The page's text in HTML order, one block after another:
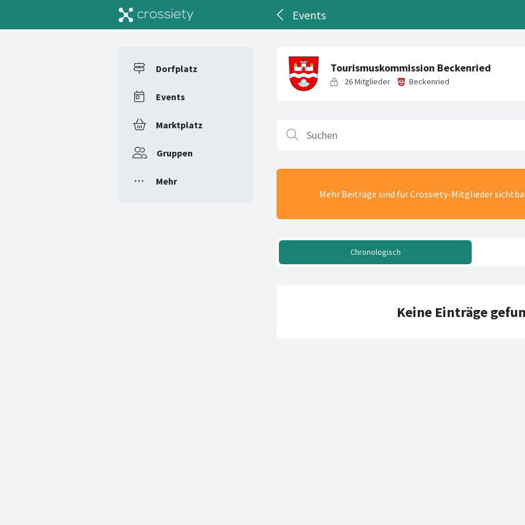
Events
Dorfplatz
Events
Marktplatz
Gruppen
Mehr
Mehr Beiträge sind für Crossiety-Mitglieder
Chronologisch
Keine Einträge